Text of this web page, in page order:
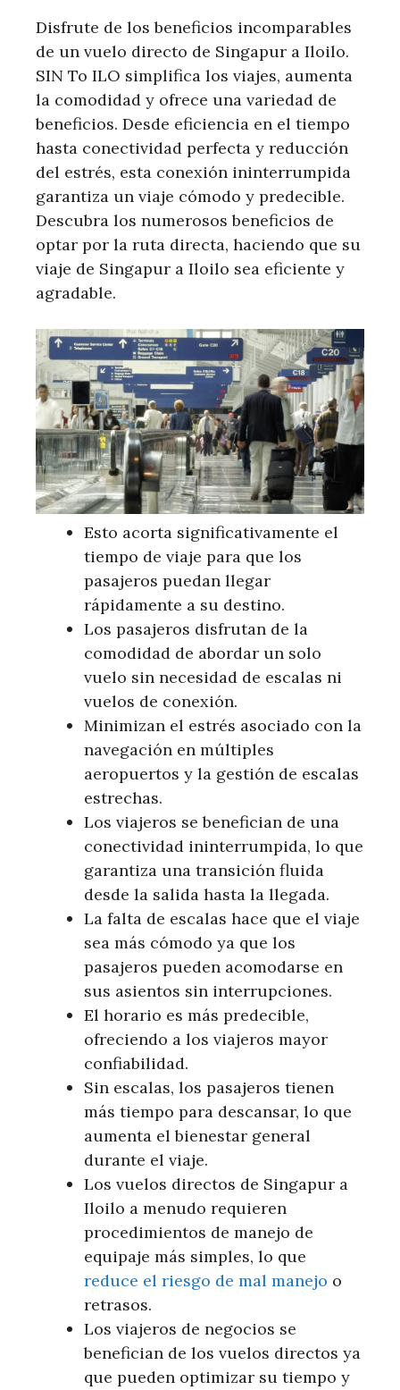
Disfrute de los beneficios incomparables
de un vuelo directo de Singapur a Iloilo.
SIN To ILO simplifica los viajes, aumenta
la comodidad y ofrece una variedad de
beneficios. Desde eficiencia en el tiempo
hasta conectividad perfecta y reducción
del estrés, esta conexión ininterrumpida
garantiza un viaje cómodo y predecible.
Descubra los numerosos beneficios de
optar por la ruta directa, haciendo que su
viaje de Singapur a Iloilo sea eficiente y
agradable.
Esto acorta significativamente el
tiempo de viaje para que los
pasajeros puedan llegar
rápidamente a su destino.
Los pasajeros disfrutan de la
comodidad de abordar un solo
vuelo sin necesidad de escalas ni
vuelos de conexión.
Minimizan el estrés asociado con la
navegación en múltiples
aeropuertos y la gestión de escalas
estrechas.
Los viajeros se benefician de una
conectividad ininterrumpida, lo que
garantiza una transición fluida
desde la salida hasta la llegada.
La falta de escalas hace que el viaje
sea más cómodo ya que los
pasajeros pueden acomodarse en
sus asientos sin interrupciones.
El horario es más predecible,
ofreciendo a los viajeros mayor
confiabilidad.
Sin escalas, los pasajeros tienen
más tiempo para descansar, lo que
aumenta el bienestar general
durante el viaje.
Los vuelos directos de Singapur a
Iloilo a menudo requieren
procedimientos de manejo de
equipaje más simples, lo que
reduce el riesgo de mal manejo o
retrasos.
Los viajeros de negocios se
benefician de los vuelos directos ya
que pueden optimizar su tiempo y